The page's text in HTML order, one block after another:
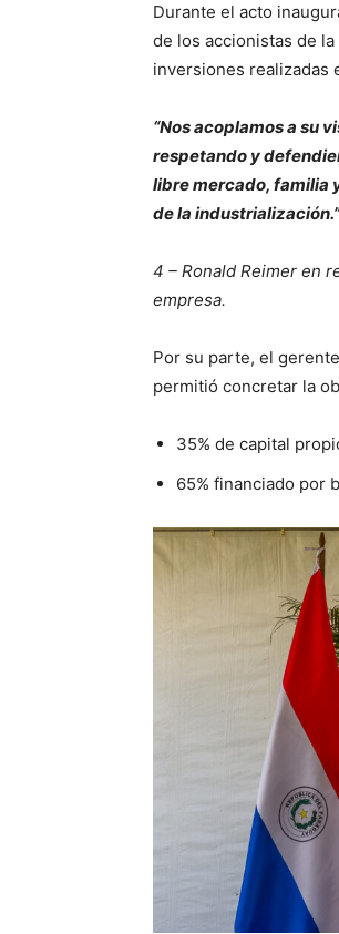
Durante el acto
de los accionistas de
inversiones realizadas
“Nos acoplamos a su
respetando y
libre mercado, familia
de la industrialización.”
4 – Ronald Reimer en
empresa.
Por su parte, el
permitió concretar la
35% de capital
65% financiado por